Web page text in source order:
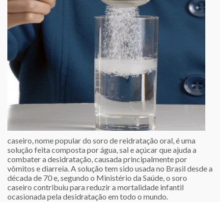
caseiro, nome popular do soro de reidratação oral, é uma
solução feita composta por água, sal e açúcar que ajuda a
combater a desidratação, causada principalmente por
vômitos e diarreia. A solução tem sido usada no Brasil desde a
década de 70 e, segundo o Ministério da Saúde, o soro
caseiro contribuiu para reduzir a mortalidade infantil
ocasionada pela desidratação em todo o mundo.